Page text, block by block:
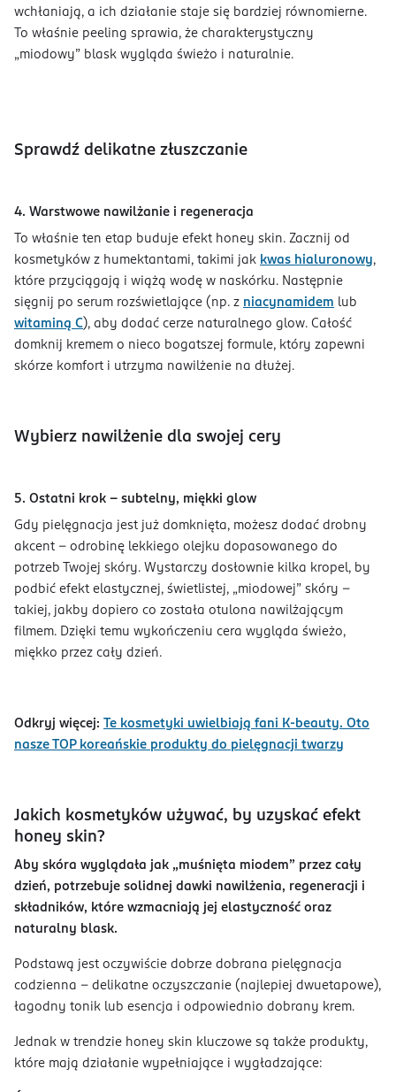
wchłaniają, a ich działanie staje się bardziej równomierne.
To właśnie peeling sprawia, że charakterystyczny
„miodowy” blask wygląda świeżo i naturalnie.
Sprawdź delikatne złuszczanie
4. Warstwowe nawilżanie i regeneracja
To właśnie ten etap buduje efekt honey skin. Zacznij od
kosmetyków z humektantami, takimi jak kwas hialuronowy,
które przyciągają i wiążą wodę w naskórku. Następnie
sięgnij po serum rozświetlające (np. z niacynamidem lub
witaminą C), aby dodać cerze naturalnego glow. Całość
domknij kremem o nieco bogatszej formule, który zapewni
skórze komfort i utrzyma nawilżenie na dłużej.
Wybierz nawilżenie dla swojej cery
5. Ostatni krok – subtelny, miękki glow
Gdy pielęgnacja jest już domknięta, możesz dodać drobny
akcent – odrobinę lekkiego olejku dopasowanego do
potrzeb Twojej skóry. Wystarczy dosłownie kilka kropel, by
podbić efekt elastycznej, świetlistej, „miodowej” skóry –
takiej, jakby dopiero co została otulona nawilżającym
filmem. Dzięki temu wykończeniu cera wygląda świeżo,
miękko przez cały dzień.
Odkryj więcej:
Te kosmetyki uwielbiają fani K-beauty. Oto
nasze TOP koreańskie produkty do pielęgnacji twarzy
Jakich kosmetyków używać, by uzyskać efekt
honey skin?
Aby skóra wyglądała jak „muśnięta miodem” przez cały
dzień, potrzebuje solidnej dawki nawilżenia, regeneracji i
składników, które wzmacniają jej elastyczność oraz
naturalny blask.
Podstawą jest oczywiście dobrze dobrana pielęgnacja
codzienna – delikatne oczyszczanie (najlepiej dwuetapowe),
łagodny tonik lub esencja i odpowiednio dobrany krem.
Jednak w trendzie honey skin kluczowe są także produkty,
które mają działanie wypełniające i wygładzające: